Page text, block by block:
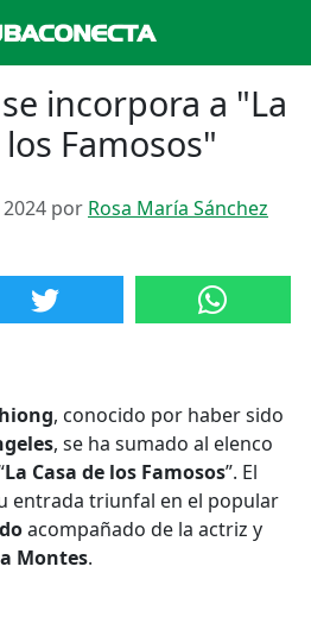
incorpora a "La
Famosos"
por Rosa María Sánchez
, conocido por haber sido
, se ha sumado al elenco
La Casa de los Famosos”. El
entrada triunfal en el popular
acompañado de la actriz y
Montes.